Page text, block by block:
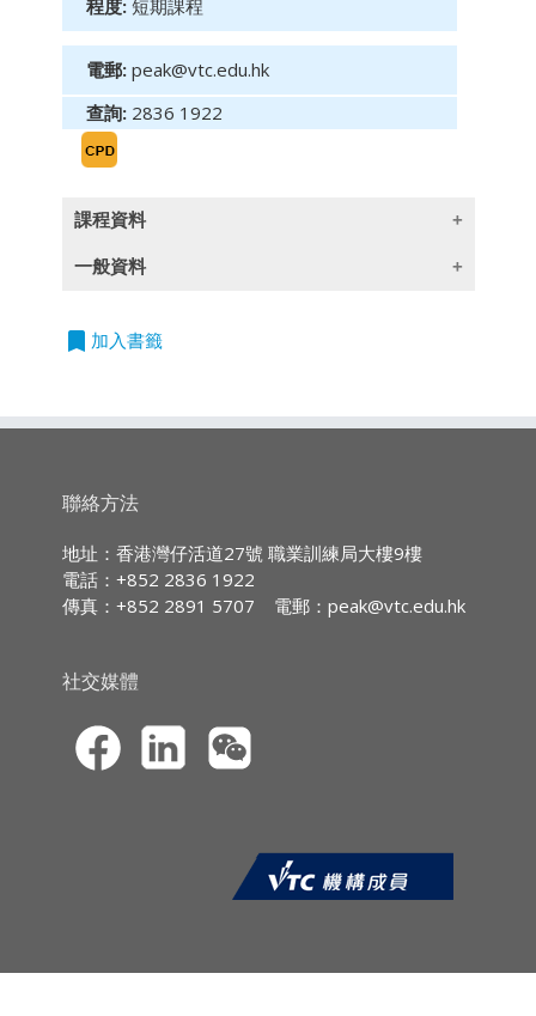
程度: 短期課程
電郵: peak@vtc.edu.hk
查詢: 2836 1922
課程資料
課程內容
know the items of a typical medical
underwriter requires the applicant to
undergo, and their respective significance in
the context of the duty of utmost good faith.
·CPD網上虛擬課程的報名申請須透過職
https://cpe.vtc.edu.hk
以信用卡（VISA／萬事達）於網上繳付學
·申請人於報名時須上載*由香港特別行政
區（香港特區）入境事務處所簽發的香港
之用。上載的副本只須顯示你的中英文全
一般資料
授課語言
持續專業進修
IA CPD Hours: 3
MPFA Non-core CPD Hours: 3
HKMA ECF CPD Hours -
bookmark 加入書籤
聯絡方法
地址：香港灣仔活道27號 職業訓練局大樓9樓
電話：+852 2836 1922
傳真：+852 2891 5707
電郵： peak@vtc.edu.hk
社交媒體